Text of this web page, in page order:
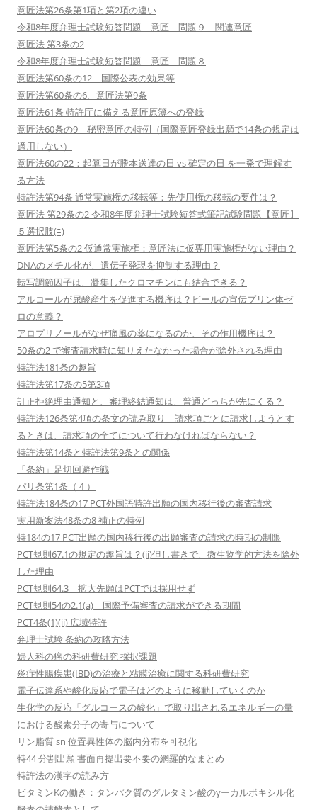
意匠法第26条第1項と第2項の違い
令和8年度弁理士試験短答問題 意匠 問題９ 関連意匠
意匠法 第3条の2
令和8年度弁理士試験短答問題 意匠 問題８
意匠法第60条の12 国際公表の効果等
意匠法第60条の6、意匠法第9条
意匠法61条 特許庁に備える意匠原簿への登録
意匠法60条の9 秘密意匠の特例（国際意匠登録出願で14条の規定は
適用しない）
意匠法60の22：起算日が謄本送達の日 vs 確定の日 を一発で理解す
る方法
特許法第94条 通常実施権の移転等：先使用権の移転の要件は？
意匠法 第29条の2 令和8年度弁理士試験短答式筆記試験問題【意匠】
５選択肢(ﾆ)
意匠法第5条の2 仮通常実施権：意匠法に仮専用実施権がない理由？
DNAのメチル化が、遺伝子発現を抑制する理由？
転写調節因子は、凝集したクロマチンにも結合できる？
アルコールが尿酸産生を促進する機序は？ビールの宣伝プリン体ゼ
ロの意義？
アロプリノールがなぜ痛風の薬になるのか、その作用機序は？
50条の2 で審査請求時に知りえたなかった場合が除外される理由
特許法181条の趣旨
特許法第17条の5第3項
訂正拒絶理由通知と、審理終結通知は、普通どっちが先にくる？
特許法126条第4項の条文の読み取り 請求項ごとに請求しようとす
るときは、請求項の全てについて行わなければならない？
特許法第14条と特許法第9条との関係
「条約」足切回避作戦
パリ条第1条（４）
特許法184条の17 PCT外国語特許出願の国内移行後の審査請求
実用新案法48条の8 補正の特例
特184の17 PCT出願の国内移行後の出願審査の請求の時期の制限
PCT規則67.1の規定の趣旨は？(ii)但し書きで、微生物学的方法を除外
した理由
PCT規則64.3 拡大先願はPCTでは採用せず
PCT規則54の2.1(a) 国際予備審査の請求ができる期間
PCT4条(1)(ii) 広域特許
弁理士試験 条約の攻略方法
婦人科の癌の科研費研究 採択課題
炎症性腸疾患(IBD)の治療と粘膜治癒に関する科研費研究
電子伝達系や酸化反応で電子はどのように移動していくのか
生化学の反応「グルコースの酸化」で取り出されるエネルギーの量
における酸素分子の寄与について
リン脂質 sn 位置異性体の脳内分布を可視化
特44 分割出願 書面再提出要不要の網羅的なまとめ
特許法の漢字の読み方
ビタミンKの働き：タンパク質のグルタミン酸のγーカルボキシル化